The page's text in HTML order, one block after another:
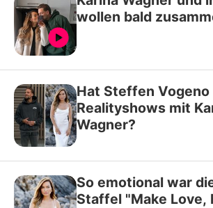
wollen bald
Hat Steffen
Realityshows mit
Wagner?
So emotional war
Staffel "Make Love,